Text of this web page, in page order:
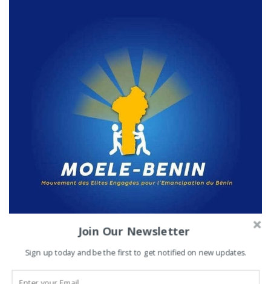
Avec cette étape franchie, ces partis espèrent désormais
obtenir leur récépissé définitif qui leur permettra de
Join Our Newsletter
Sign up today and be the first to get notified on new updates.